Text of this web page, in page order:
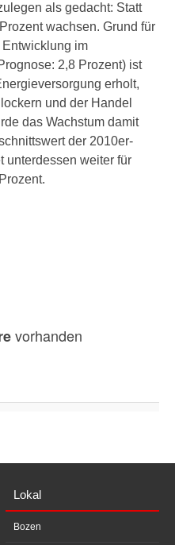
als gedacht: Statt
wachsen. Grund für
im
2,8 Prozent) ist
erholt,
und der Handel
das Wachstum damit
der 2010er-
unterdessen weiter für
vorhanden
Lokal
Bozen